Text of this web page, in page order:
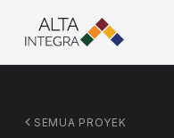
SEMUA PROYEK